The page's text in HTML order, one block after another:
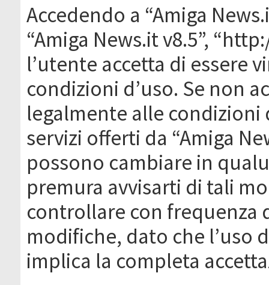
Accedendo a “Amiga
“Amiga News.it v8.5”,
l’utente accetta di essere
condizioni d’uso. Se non
legalmente alle condizioni
servizi offerti da “Amiga
possono cambiare in
premura avvisarti di tali
controllare con frequenza
modifiche, dato che l’uso
implica la completa